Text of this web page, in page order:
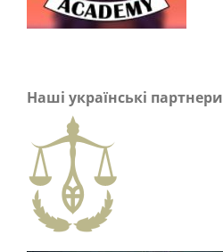
Наші українські партнери